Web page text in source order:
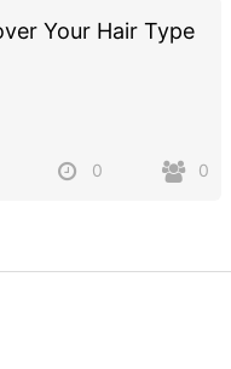
Your Hair Type
0 0